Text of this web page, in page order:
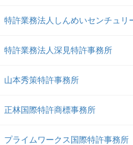
特許業務法人しんめいセンチュリ
特許業務法人深見特許事務所
山本秀策特許事務所
正林国際特許商標事務所
プライムワークス国際特許事務所